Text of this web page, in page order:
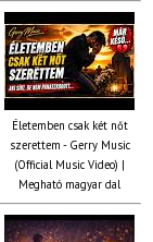
Életemben csak két nőt
szerettem - Gerry Music
(Official Music Video) |
Megható magyar dal